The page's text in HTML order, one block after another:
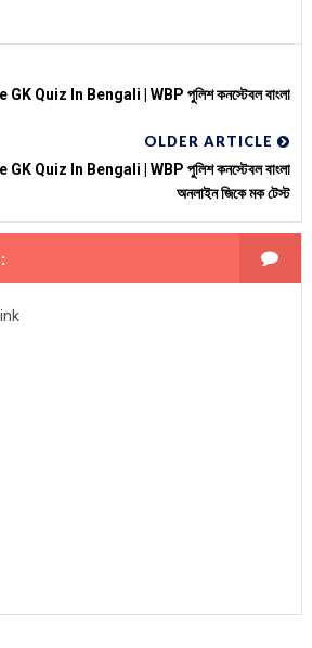
Quiz In Bengali | WBP পুলিশ কনস্টেবল বাংলা
OLDER ARTICLE
Quiz In Bengali | WBP পুলিশ কনস্টেবল বাংলা
অনলাইন জিকে মক টেস্ট